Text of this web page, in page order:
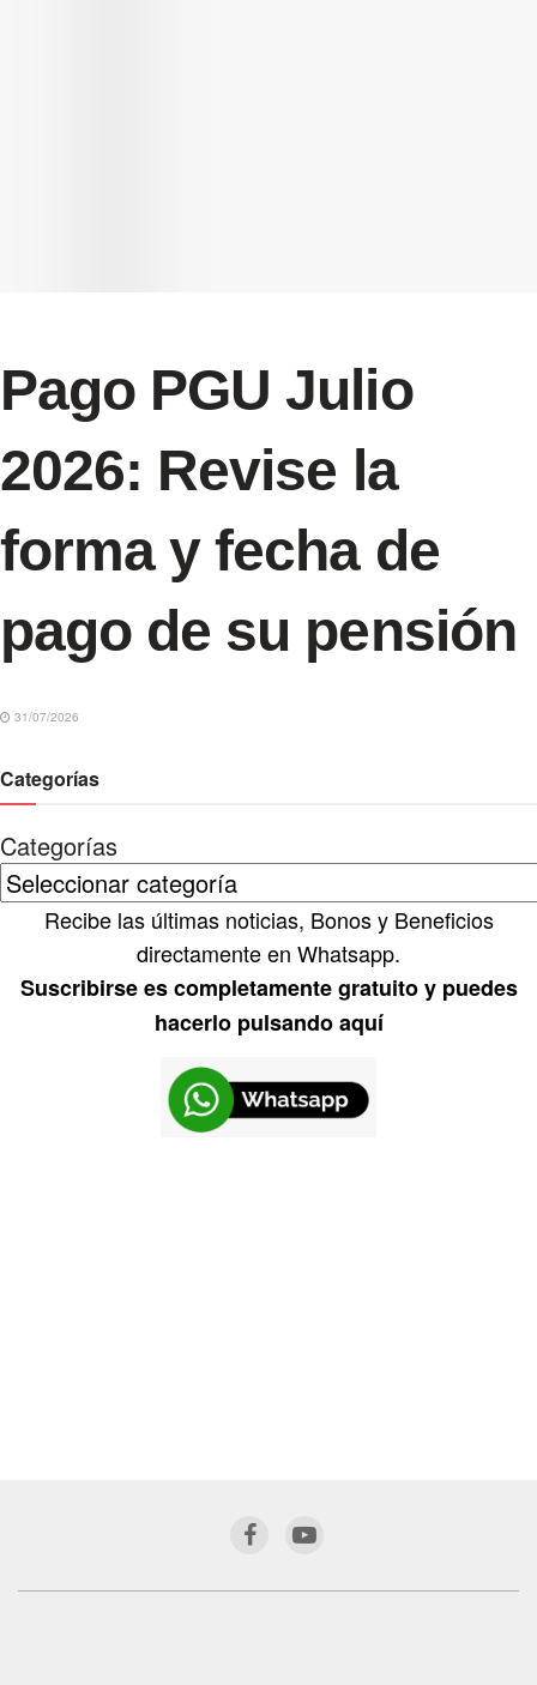
Pago PGU Julio
2026: Revise la
forma y fecha de
pago de su pensión
31/07/2026
Categorías
Categorías
Recibe las últimas noticias, Bonos y Beneficios
directamente en Whatsapp.
Suscribirse es completamente gratuito y puedes
hacerlo pulsando aquí